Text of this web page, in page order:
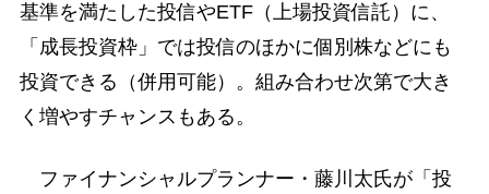
基準を満たした投信やETF（上場投資信託）に、
「成長投資枠」では投信のほかに個別株などにも
投資できる（併用可能）。組み合わせ次第で大き
く増やすチャンスもある。
ファイナンシャルプランナー・藤川太氏が「投